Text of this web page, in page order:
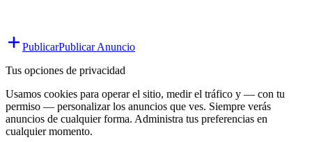
PublicarPublicar Anuncio
Tus opciones de privacidad
Usamos cookies para operar el sitio, medir el tráfico y — con tu
permiso — personalizar los anuncios que ves. Siempre verás
anuncios de cualquier forma. Administra tus preferencias en
cualquier momento.